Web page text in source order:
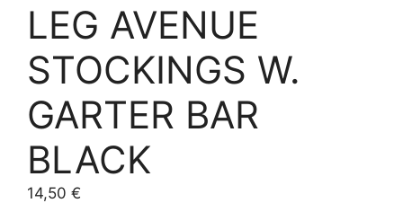
LEG AVENUE
STOCKINGS W.
GARTER BAR
BLACK
14,50 €